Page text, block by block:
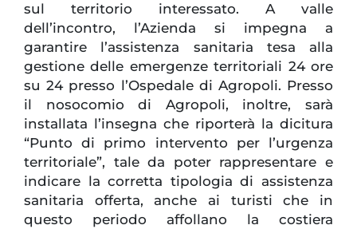
sul territorio interessato. A valle
dell’incontro, l’Azienda si impegna a
garantire l’assistenza sanitaria tesa alla
gestione delle emergenze territoriali 24 ore
su 24 presso l’Ospedale di Agropoli. Presso
il nosocomio di Agropoli, inoltre, sarà
installata l’insegna che riporterà la dicitura
“Punto di primo intervento per l’urgenza
territoriale”, tale da poter rappresentare e
indicare la corretta tipologia di assistenza
sanitaria offerta, anche ai turisti che in
questo periodo affollano la costiera